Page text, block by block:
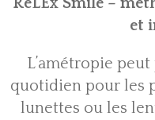
et
L’amétropie
quotidien pour les
lunettes ou les